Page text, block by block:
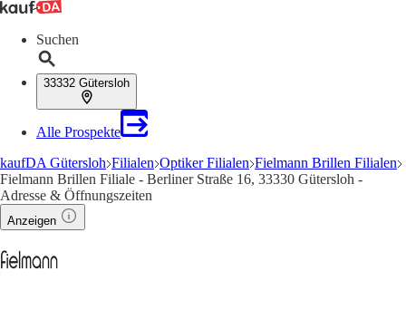
Suchen
33332 Gütersloh
Alle Prospekte
kaufDA Gütersloh Filialen Optiker Filialen Fielmann Brillen Filialen
Fielmann Brillen Filiale - Berliner Straße 16, 33330 Gütersloh -
Adresse & Öffnungszeiten
Anzeigen